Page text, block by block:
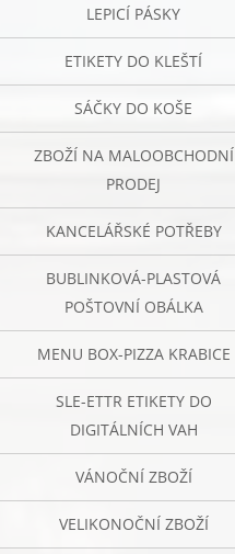
LEPICÍ PÁSKY
ETIKETY DO KLEŠTÍ
SÁČKY DO KOŠE
ZBOŽÍ NA MALOOBCHODNÍ
PRODEJ
KANCELÁŘSKÉ POTŘEBY
BUBLINKOVÁ-PLASTOVÁ
POŠTOVNÍ OBÁLKA
MENU BOX-PIZZA KRABICE
SLE-ETTR ETIKETY DO
DIGITÁLNÍCH VAH
VÁNOČNÍ ZBOŽÍ
VELIKONOČNÍ ZBOŽÍ